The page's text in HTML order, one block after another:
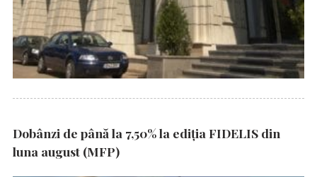
Dobânzi de până la 7,50% la ediția FIDELIS din
luna august (MFP)